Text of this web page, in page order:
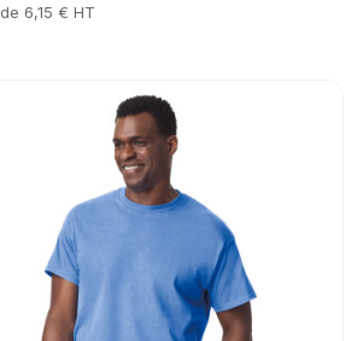
6,15 € HT